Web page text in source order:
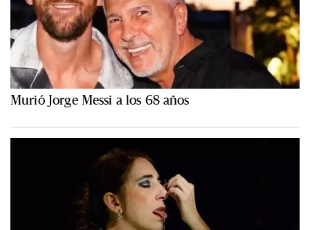
Murió Jorge Messi a los 68 años